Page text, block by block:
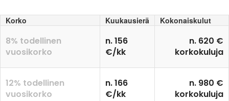
Korko Kuukausierä Kokonaiskulut
8% todellinen
vuosikorko
n. 156
€/kk
n. 620 €
korkokuluja
12% todellinen
vuosikorko
n. 166
€/kk
n. 980 €
korkokuluja